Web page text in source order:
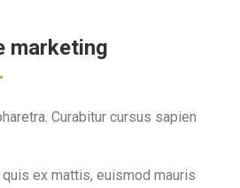
marketing
Curabitur cursus sapien
ex mattis, euismod mauris